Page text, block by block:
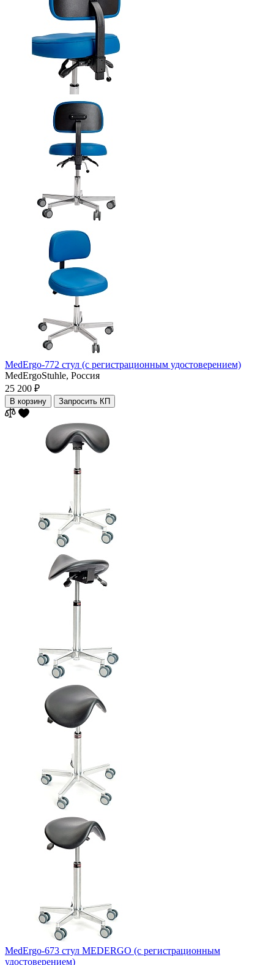
MedErgo-772 стул (с регистрационным удостоверением)
MedErgoStuhle, Россия
25 200 ₽
В корзину Запросить КП
MedErgo-673 стул MEDERGO (с регистрационным
удостоверением)